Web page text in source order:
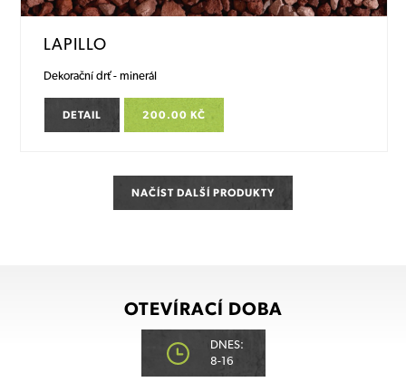
LAPILLO
Dekorační drť - minerál
DETAIL 200.00 KČ
NAČÍST DALŠÍ PRODUKTY
OTEVÍRACÍ DOBA
DNES:
8-16